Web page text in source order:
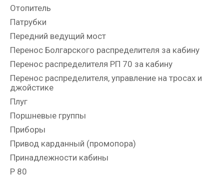
Отопитель
Патрубки
Передний ведущий мост
Перенос Болгарского распределителя за кабину
Перенос распределителя РП 70 за кабину
Перенос распределителя, управление на тросах и
джойстике
Плуг
Поршневые группы
Приборы
Привод карданный (промопора)
Принадлежности кабины
Р 80